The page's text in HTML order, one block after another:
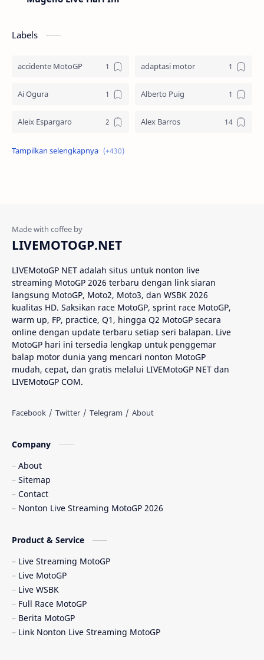
Labels
accidente MotoGP adaptasi motor
Ai Ogura Alberto Puig
Aleix Espargaro Alex Barros
Alex Criville
Analisis MotoGP
AragonGP Assen
Australian GP Balap Motor
Balap Motor Dunia Balap Superbike
Balapan Dramatis Balapan MotoGP
Berita Balap
Berita MotoGP Terbaru Berita Viral
Bos Ducati
British GP
Brno
Buriram
LIVEMOTOGP.NET
LIVEMotoGP NET adalah situs untuk nonton live
streaming MotoGP 2026 terbaru dengan link siaran
langsung MotoGP, Moto2, Moto3, dan WSBK 2026
kualitas HD. Saksikan race MotoGP, sprint race MotoGP,
warm up, FP, practice, Q1, hingga Q2 MotoGP secara
online dengan update terbaru setiap seri balapan. Live
MotoGP hari ini tersedia lengkap untuk penggemar
balap motor dunia yang mencari nonton MotoGP
mudah, cepat, dan gratis melalui LIVEMotoGP NET dan
LIVEMotoGP COM.
Company
About
Sitemap
Contact
Nonton Live Streaming MotoGP 2026
Product & Service
Live Streaming MotoGP
Live MotoGP
Live WSBK
Full Race MotoGP
Berita MotoGP
Link Nonton Live Streaming MotoGP